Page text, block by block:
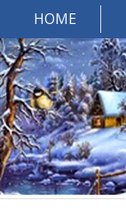
HOME
Welcomes You.....